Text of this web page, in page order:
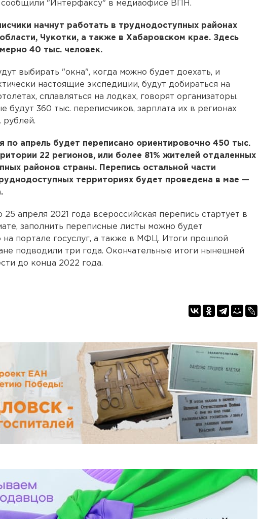
сообщили "Интерфаксу" в медиаофисе ВПН.
начнут работать в труднодоступных районах
Чукотки, а также в Хабаровском крае. Здесь
40 тыс. человек.
выбирать "окна", когда можно будет доехать, и
настоящие экспедиции, будут добираться на
сплавляться на лодках, говорят организаторы.
будут 360 тыс. переписчиков, зарплата их в регионах
рублей.
по апрель будет переписано ориентировочно 450 тыс.
22 регионов, или более 81% жителей отдаленных
районов страны. Перепись остальной части
территориях будет проведена в мае —
25 апреля 2021 года всероссийская перепись стартует в
заполнить переписные листы можно будет
на портале госуслуг, а также в МФЦ. Итоги прошлой
подводили три года. Окончательные итоги нынешней
до конца 2022 года.